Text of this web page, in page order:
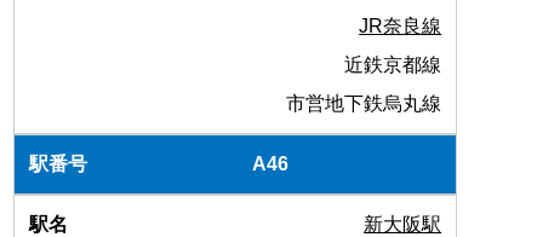
JR奈良線
近鉄京都線
市営地下鉄烏丸線
A46
新大阪駅